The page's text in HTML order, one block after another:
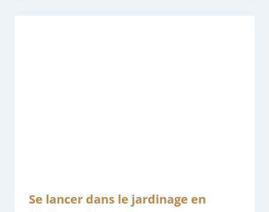
Se lancer dans le jardinage en